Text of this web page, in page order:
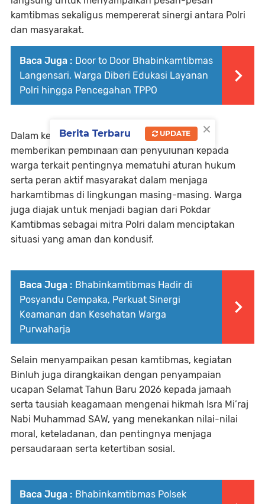
kamtibmas sekaligus mempererat sinergi antara Polri
dan masyarakat.
Baca Juga : Door to Door Bhabinkamtibmas
Langensari, Warga Diberi Edukasi Layanan
Polri hingga Pencegahan TPPO
Dalam kegiatan tersebut, personel Sat Binmas
memberikan pembinaan dan penyuluhan kepada
warga terkait pentingnya mematuhi aturan hukum
serta peran aktif masyarakat dalam menjaga
harkamtibmas di lingkungan masing-masing. Warga
juga diajak untuk menjadi bagian dari Pokdar
Kamtibmas sebagai mitra Polri dalam menciptakan
situasi yang aman dan kondusif.
Baca Juga : Bhabinkamtibmas Hadir di
Posyandu Cempaka, Perkuat Sinergi
Keamanan dan Kesehatan Warga
Purwaharja
Selain menyampaikan pesan kamtibmas, kegiatan
Binluh juga dirangkaikan dengan penyampaian
ucapan Selamat Tahun Baru 2026 kepada jamaah
serta tausiah keagamaan mengenai hikmah Isra Mi’raj
Nabi Muhammad SAW, yang menekankan nilai-nilai
moral, keteladanan, dan pentingnya menjaga
persaudaraan serta ketertiban sosial.
Baca Juga : Bhabinkamtibmas Polsek
×
Berita Terbaru UPDATE